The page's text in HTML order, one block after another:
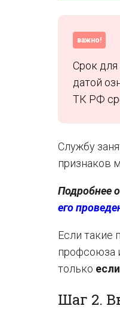
важно!
Срок
датой
ТК РФ
Службу
признаков
Подробнее
его
Если такие
профсоюза
только
Шаг 2.